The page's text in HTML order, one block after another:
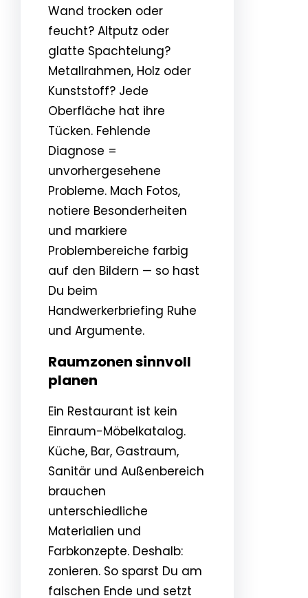
Wand trocken oder
feucht? Altputz oder
glatte Spachtelung?
Metallrahmen, Holz oder
Kunststoff? Jede
Oberfläche hat ihre
Tücken. Fehlende
Diagnose =
unvorhergesehene
Probleme. Mach Fotos,
notiere Besonderheiten
und markiere
Problembereiche farbig
auf den Bildern — so hast
Du beim
Handwerkerbriefing Ruhe
und Argumente.
Raumzonen sinnvoll
planen
Ein Restaurant ist kein
Einraum-Möbelkatalog.
Küche, Bar, Gastraum,
Sanitär und Außenbereich
brauchen
unterschiedliche
Materialien und
Farbkonzepte. Deshalb:
zonieren. So sparst Du am
falschen Ende und setzt